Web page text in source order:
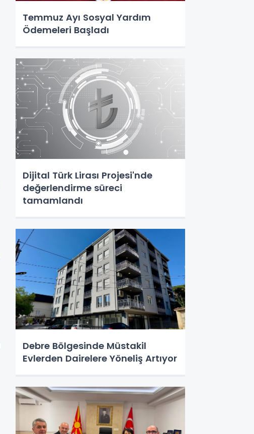
Temmuz Ayı Sosyal Yardım
Ödemeleri Başladı
Dijital Türk Lirası Projesi'nde
değerlendirme süreci
tamamlandı
Debre Bölgesinde Müstakil
Evlerden Dairelere Yöneliş Artıyor